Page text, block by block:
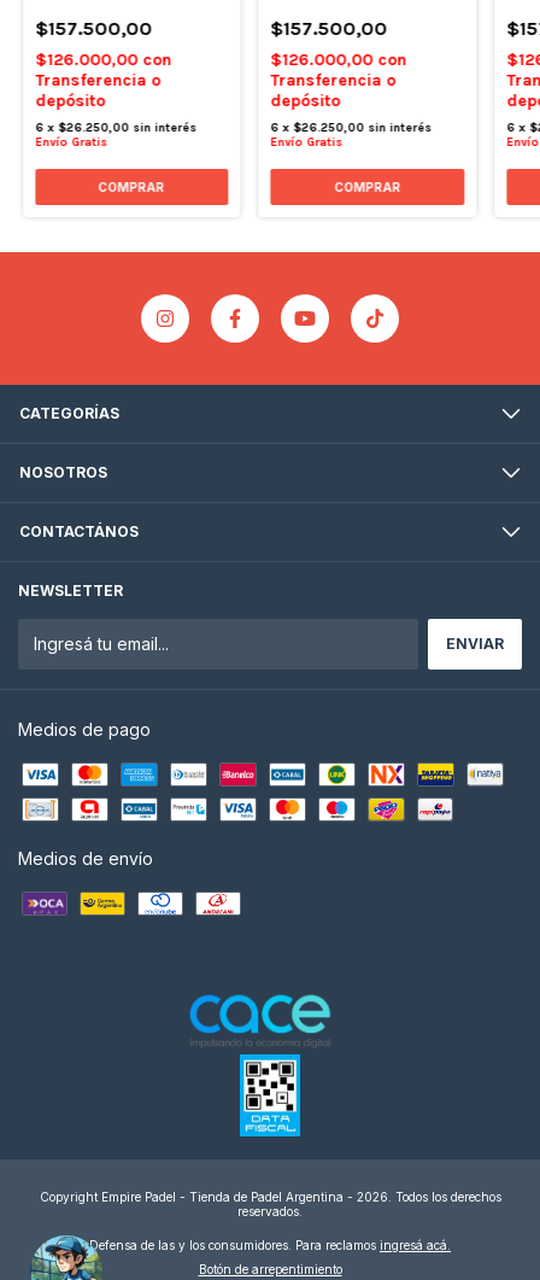
$157.500,00
$126.000,00 con
Transferencia o
depósito
6 x $26.250,00 sin interés
Envío Gratis
COMPRAR
$157.500,00
$126.000,00 con
Transferencia o
depósito
6 x$26.250,00 sin interés
Envío Gratis
COMPRAR
6 x
CATEGORÍAS
NOSOTROS
CONTACTÁNOS
NEWSLETTER
Medios de pago
Medios de envío
Copyright Empire Padel - Tienda de Padel Argentina - 2026. Todos los derechos
reservados.
Defensa de las y los consumidores. Para reclamos ingresá acá.
Botón de arrepentimiento